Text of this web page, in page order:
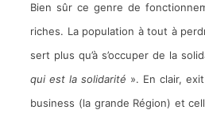
Bien sûr ce genre de
riches. La population à tout à
sert plus qu’à s’occuper de la
qui est la solidarité ». En clair,
business (la grande Région) et